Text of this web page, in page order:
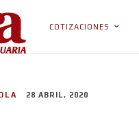
COTIZACIONES
28 ABRIL, 2020